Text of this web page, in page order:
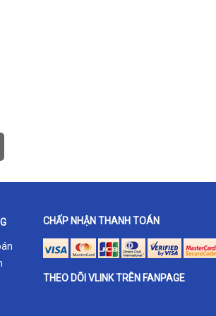
CHẤP NHẬN THANH TOÁN
THEO DÕI VLINK TRÊN FANPAGE